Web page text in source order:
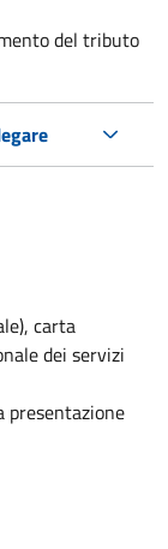
del tributo
carta
dei servizi
presentazione